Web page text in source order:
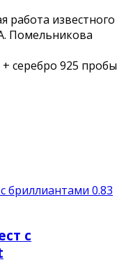
работа известного
Помельникова
серебро 925 пробы
с